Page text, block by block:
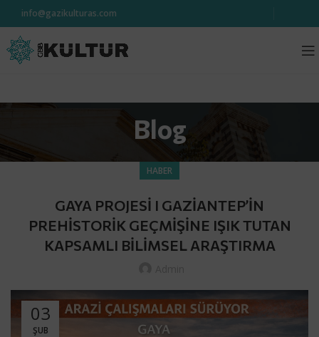
info@gazikulturas.com
Blog
HABER
GAYA PROJESİ I GAZİANTEP’İN
PREHİSTORİK GEÇMİŞİNE IŞIK TUTAN
KAPSAMLI BİLİMSEL ARAŞTIRMA
03
ŞUB